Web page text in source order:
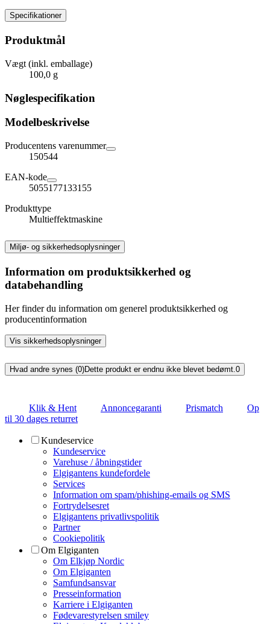
Specifikationer
Produktmål
Vægt (inkl. emballage)
100,0 g
Nøglespecifikation
Modelbeskrivelse
Producentens varenummer
150544
EAN-kode
5055177133155
Produkttype
Multieffektmaskine
Miljø- og sikkerhedsoplysninger
Information om produktsikkerhed og
databehandling
Her finder du information om generel produktsikkerhed og
producentinformation
Vis sikkerhedsoplysninger
Hvad andre synes (0)Dette produkt er endnu ikke blevet bedømt. 0
Klik & Hent Annoncegaranti Prismatch
Op
til 30 dages returret
Kundeservice
Kundeservice
Varehuse / åbningstider
Elgigantens kundefordele
Services
Information om spam/phishing-emails og SMS
Fortrydelsesret
Elgigantens privatlivspolitik
Partner
Cookiepolitik
Om Elgiganten
Om Elkjøp Nordic
Om Elgiganten
Samfundsansvar
Presseinformation
Karriere i Elgiganten
Fødevarestyrelsen smiley